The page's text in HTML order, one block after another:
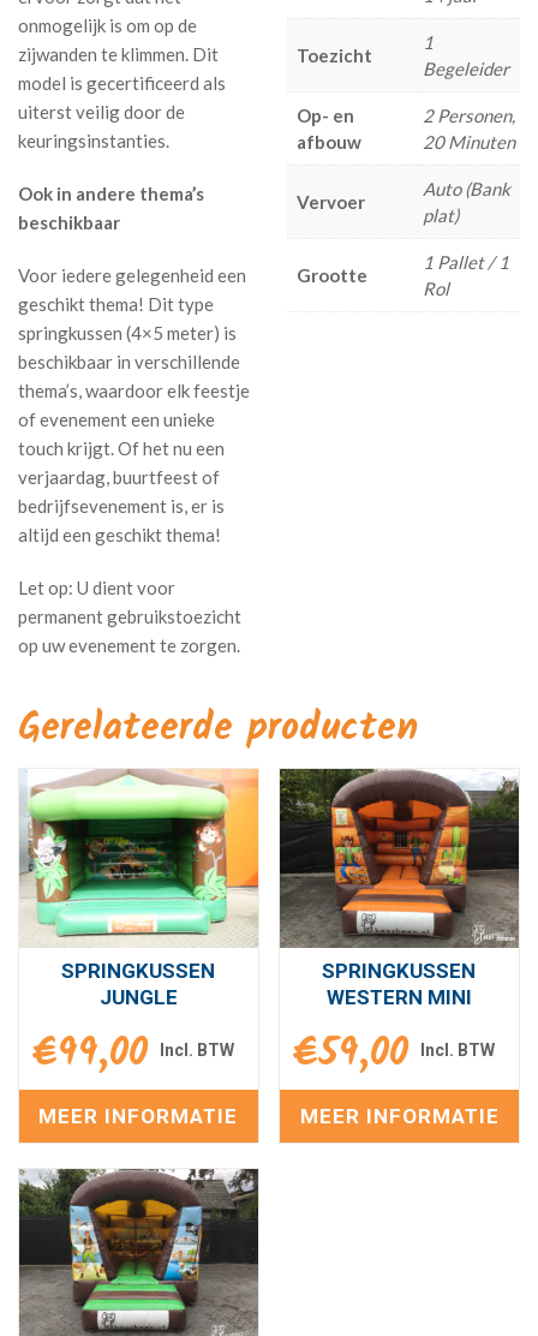
onmogelijk is om op de
zijwanden te klimmen. Dit
model is gecertificeerd als
uiterst veilig door de
keuringsinstanties.
Ook in andere thema’s
beschikbaar
Voor iedere gelegenheid een
geschikt thema! Dit type
springkussen (4×5 meter) is
beschikbaar in verschillende
thema’s, waardoor elk feestje
of evenement een unieke
touch krijgt. Of het nu een
verjaardag, buurtfeest of
bedrijfsevenement is, er is
altijd een geschikt thema!
Toezicht
1
Begeleider
Op- en
afbouw
2 Personen,
20 Minuten
Vervoer
Auto (Bank
plat)
Grootte
1 Pallet / 1
Rol
Gerelateerde producten
SPRINGKUSSEN
JUNGLE
€99,00
MEER INFORMATIE
SPRINGKUSSEN
WESTERN MINI
€59,00
MEER INFORMATIE